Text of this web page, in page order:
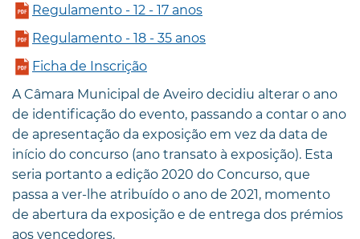
Regulamento - 12 - 17 anos
Regulamento - 18 - 35 anos
Ficha de Inscrição
A Câmara Municipal de Aveiro decidiu alterar o ano
de identificação do evento, passando a contar o ano
de apresentação da exposição em vez da data de
início do concurso (ano transato à exposição). Esta
seria portanto a edição 2020 do Concurso, que
passa a ver-lhe atribuído o ano de 2021, momento
de abertura da exposição e de entrega dos prémios
aos vencedores.